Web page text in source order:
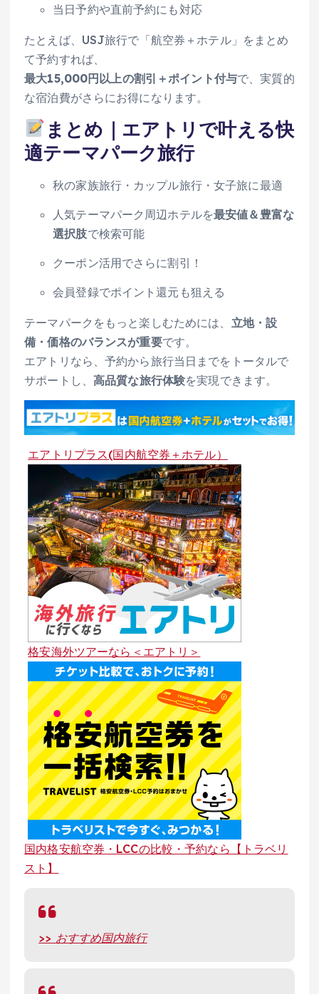
当日予約や直前予約にも対応
たとえば、USJ旅行で「航空券＋ホテル」をまとめ
て予約すれば、
最大15,000円以上の割引＋ポイント付与で、実質的
な宿泊費がさらにお得になります。
まとめ｜エアトリで叶える快
適テーマパーク旅行
秋の家族旅行・カップル旅行・女子旅に最適
人気テーマパーク周辺ホテルを最安値＆豊富な
選択肢で検索可能
クーポン活用でさらに割引！
会員登録でポイント還元も狙える
テーマパークをもっと楽しむためには、 立地・設
備・価格のバランスが重要です。
エアトリなら、予約から旅行当日までをトータルで
サポートし、 高品質な旅行体験を実現できます。
エアトリプラス(国内航空券＋ホテル）
格安海外ツアーなら＜エアトリ＞
国内格安航空券・LCCの比較・予約なら【トラベリ
スト】
>> おすすめ国内旅行